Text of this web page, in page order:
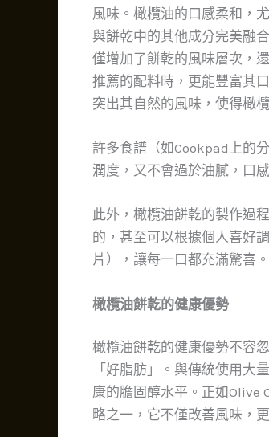
風味。橄欖油的口感柔和，
與餅乾中的其他成分完美融
僅增加了餅乾的風味層次，
推薦的配料時，更能豐富其
突出其自然的風味，使得橄
許多食譜（如Cookpad上的
潤度，又不會過於油膩，口
此外，橄欖油餅乾的製作過
的，甚至可以根據個人喜好
片），讓每一口都充滿驚喜
橄欖油餅乾的健康優勢
橄欖油餅乾的健康優勢不容
「好脂肪」。與傳統使用大
康的膽固醇水平。正如Olive
略之一，它不僅改善風味，